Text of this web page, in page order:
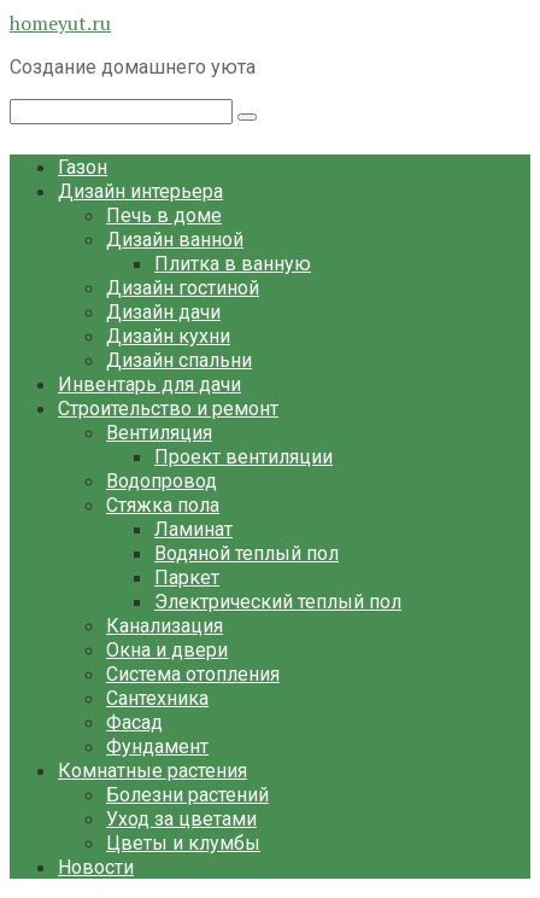
Перейти
контенту
homeyut.ru
Создание домашнего уюта
Газон
Дизайн интерьера
Печь в доме
Дизайн ванной
Плитка в ванную
Дизайн гостиной
Дизайн дачи
Дизайн кухни
Дизайн спальни
Инвентарь для дачи
Строительство и ремонт
Вентиляция
Проект вентиляции
Водопровод
Стяжка пола
Ламинат
Водяной теплый пол
Паркет
Электрический теплый пол
Канализация
Окна и двери
Система отопления
Сантехника
Фасад
Фундамент
Комнатные растения
Болезни растений
Уход за цветами
Цветы и клумбы
Новости